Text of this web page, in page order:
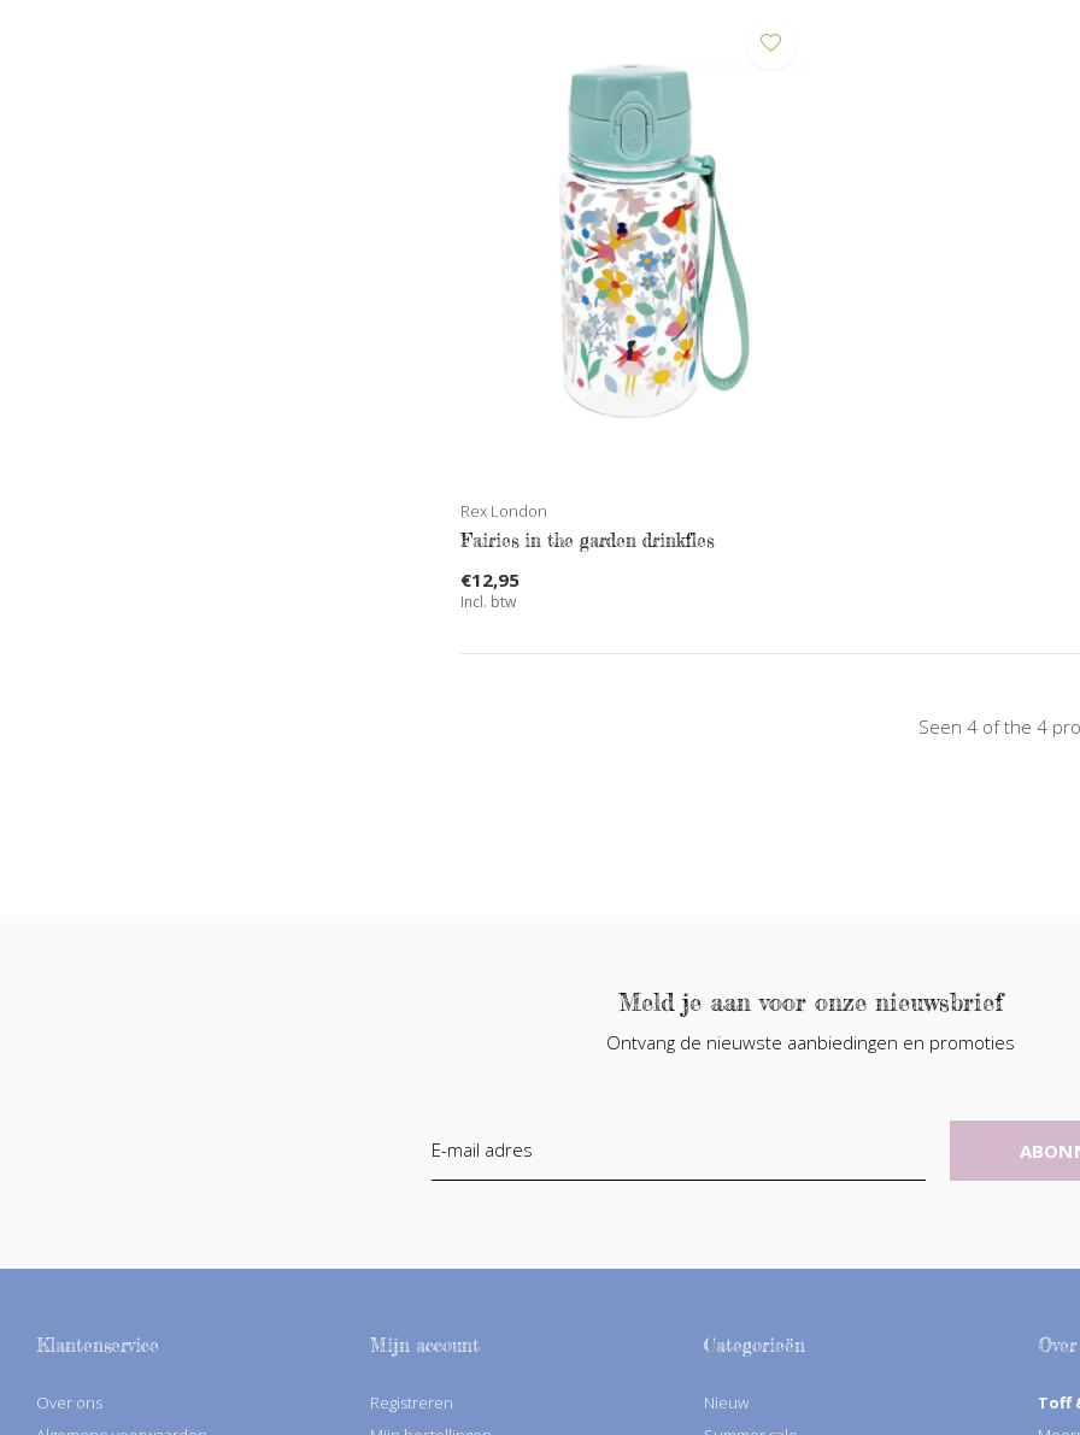
Rex London
Fairies in the garden drinkfles
€12,95
Incl. btw
Seen 4 of the 4
Meld je aan voor onze nieuwsbrief
Ontvang de nieuwste aanbiedingen en promoties
Klantenservice
Over ons
Mijn account
Registreren
Categorieën
Nieuw
Toff